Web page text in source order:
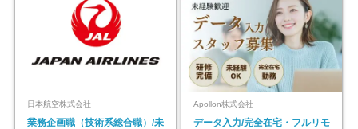
日本航空株式会社
業務企画職（技術系総合職）/未
Apollon株式会社
データ入力/完全在宅・フルリモ